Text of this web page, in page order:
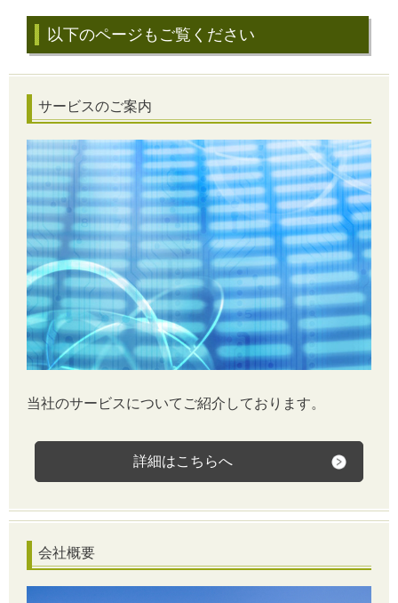
以下のページもご覧ください
サービスのご案内
当社のサービスについてご紹介しております。
詳細はこちらへ
会社概要